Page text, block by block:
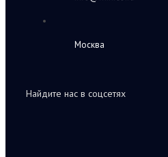
Москва
Найдите нас в соцсетях